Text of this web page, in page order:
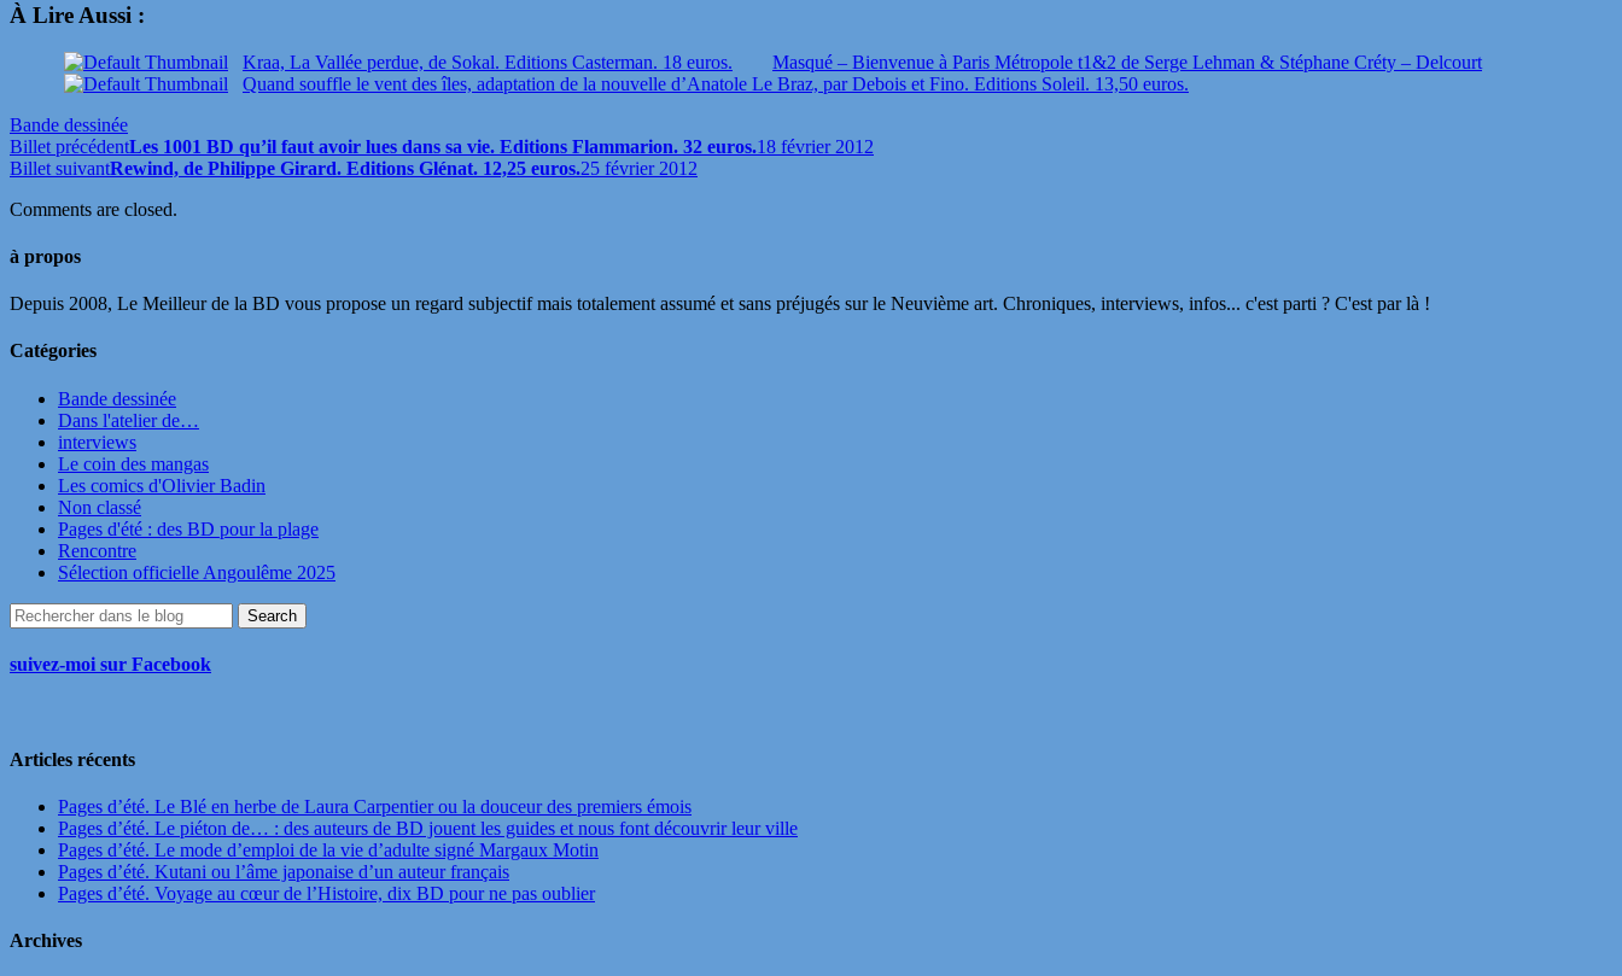
À Lire Aussi :
Kraa, La Vallée perdue, de Sokal. Editions Casterman. 18 euros.
Masqué – Bienvenue à Paris Métropole t1&2 de Serge Lehman & Stéphane Créty – Delcourt
Quand souffle le vent des îles, adaptation de la nouvelle d’Anatole Le Braz, par Debois et Fino. Editions Soleil. 13,50 euros.
Bande dessinée
Billet précédentLes 1001 BD qu’il faut avoir lues dans sa vie. Editions Flammarion. 32 euros.18 février 2012
Billet suivantRewind, de Philippe Girard. Editions Glénat. 12,25 euros.25 février 2012
Comments are closed.
à propos
Depuis 2008, Le Meilleur de la BD vous propose un regard subjectif mais totalement assumé et sans préjugés sur le Neuvième art. Chroniques, interviews, infos... c'est parti ? C'est par là !
Catégories
Bande dessinée
Dans l'atelier de…
interviews
Le coin des mangas
Les comics d'Olivier Badin
Non classé
Pages d'été : des BD pour la plage
Rencontre
Sélection officielle Angoulême 2025
suivez-moi sur Facebook
Articles récents
Pages d’été. Le Blé en herbe de Laura Carpentier ou la douceur des premiers émois
Pages d’été. Le piéton de… : des auteurs de BD jouent les guides et nous font découvrir leur ville
Pages d’été. Le mode d’emploi de la vie d’adulte signé Margaux Motin
Pages d’été. Kutani ou l’âme japonaise d’un auteur français
Pages d’été. Voyage au cœur de l’Histoire, dix BD pour ne pas oublier
Archives